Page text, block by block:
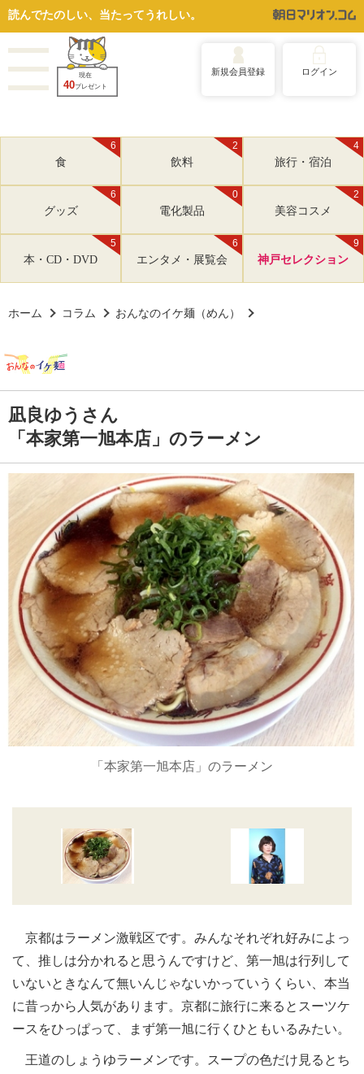
読んでたのしい、当たってうれしい。
現在
40プレゼント
新規会員登録 ログイン
6
食
2
飲料
4
旅行・宿泊
6
グッズ
0
電化製品
2
美容コスメ
5
本・CD・DVD
6
エンタメ・展覧会
9
神戸セレクション
ホーム コラム おんなのイケ麺（めん）
凪良ゆうさん
「本家第一旭本店」のラーメン
「本家第一旭本店」のラーメン
京都はラーメン激戦区です。みんなそれぞれ好みによっ
て、推しは分かれると思うんですけど、第一旭は行列して
いないときなんて無いんじゃないかっていうくらい、本当
に昔っから人気があります。京都に旅行に来るとスーツケ
ースをひっぱって、まず第一旭に行くひともいるみたい。
王道のしょうゆラーメンです。スープの色だけ見るとち